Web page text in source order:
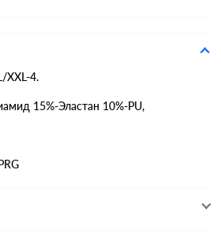
XXL-4.
15%-Эластан 10%-PU,